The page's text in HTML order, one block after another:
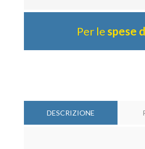
Per lespese
DESCRIZIONE